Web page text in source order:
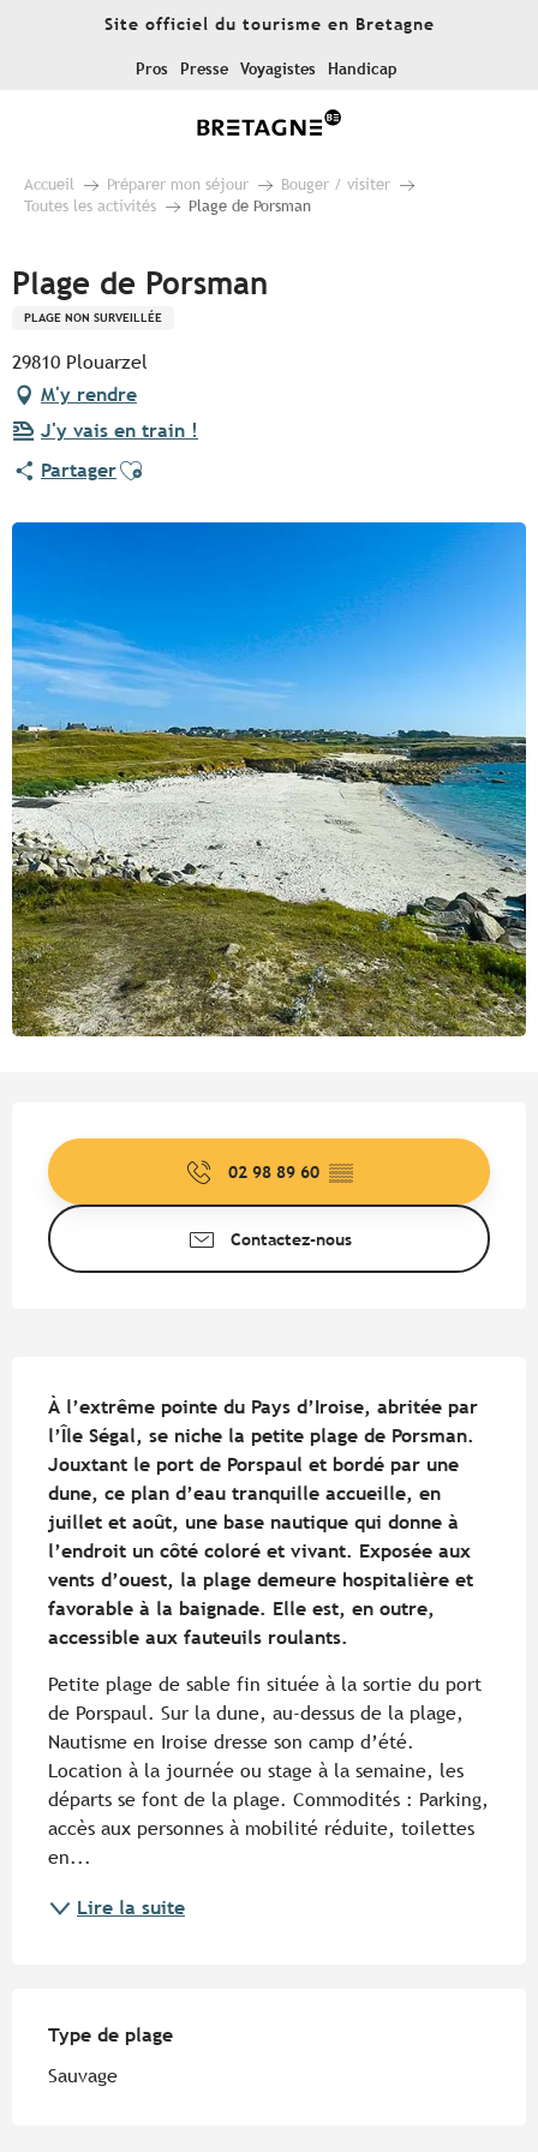
Site officiel du tourisme en Bretagne
Pros Presse Voyagistes Handicap
Accueil Préparer mon séjour
Bouger / visiter
Toutes les activités
Plage de Porsman
Plage de Porsman
PLAGE NON SURVEILLÉE
29810 Plouarzel
M'y rendre
J'y vais en train !
PartagerAjouter aux favoris
02 98 89 60 ▒▒
Contactez-nous
À l’extrême pointe du Pays d’Iroise, abritée par
l’Île Ségal, se niche la petite plage de Porsman.
Jouxtant le port de Porspaul et bordé par une
dune, ce plan d’eau tranquille accueille, en
juillet et août, une base nautique qui donne à
l’endroit un côté coloré et vivant. Exposée aux
vents d’ouest, la plage demeure hospitalière et
favorable à la baignade. Elle est, en outre,
accessible aux fauteuils roulants.
Petite plage de sable fin située à la sortie du port
de Porspaul. Sur la dune, au-dessus de la plage,
Nautisme en Iroise dresse son camp d’été.
Location à la journée ou stage à la semaine, les
départs se font de la plage. Commodités : Parking,
accès aux personnes à mobilité réduite, toilettes
en...
Lire la suite
Type de plage
Type de plage
Sauvage